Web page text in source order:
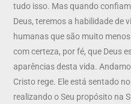
tudo isso. Mas quando
Deus, teremos a habilidade de
humanas que são muito
com certeza, por fé, que Deus
aparências desta vida.
Cristo rege. Ele está sentado
realizando o Seu propósito na